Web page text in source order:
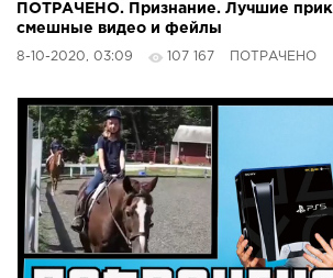
ПОТРАЧЕНО. Признание. Лучшие
смешные видео и фейлы
8-10-2020, 03:09 107 167 ПОТРАЧЕНО